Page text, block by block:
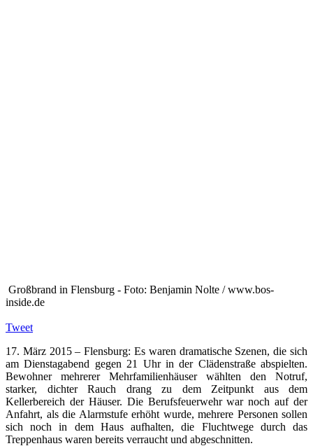
Großbrand in Flensburg - Foto: Benjamin Nolte / www.bos-
inside.de
Tweet
17. März 2015 – Flensburg: Es waren dramatische Szenen, die sich
am Dienstagabend gegen 21 Uhr in der Clädenstraße abspielten.
Bewohner mehrerer Mehrfamilienhäuser wählten den Notruf,
starker, dichter Rauch drang zu dem Zeitpunkt aus dem
Kellerbereich der Häuser. Die Berufsfeuerwehr war noch auf der
Anfahrt, als die Alarmstufe erhöht wurde, mehrere Personen sollen
sich noch in dem Haus aufhalten, die Fluchtwege durch das
Treppenhaus waren bereits verraucht und abgeschnitten.